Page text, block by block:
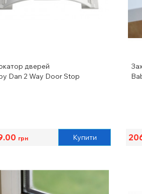
дверей
Dan 2 Way Door Stop
грн Купити